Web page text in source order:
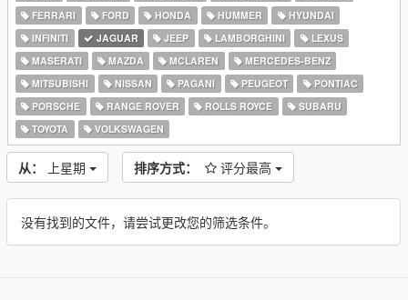
FERRARI
FORD HONDA HUMMER
HYUNDAI
INFINITI
JAGUAR JEEP LAMBORGHINI
LEXUS
MASERATI
MAZDA MCLAREN
MERCEDES-BENZ
MITSUBISHI
NISSAN PAGANI PEUGEOT
PONTIAC
PORSCHE
RANGE ROVER ROLLS ROYCE
SUBARU
TOYOTA
VOLKSWAGEN
从： 上星期 排序方式： 评分最高
没有找到的文件，请尝试更改您的筛选条件。